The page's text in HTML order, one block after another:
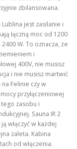
zbilansowana.
jest zasilanie i
łączną moc od 1200
W. To oznacza, że
i
400V, nie musisz
i nie musisz martwić
Felinie czy w
przyłączeniowej
tego zasobu i
Sauna IR 2
włączyć w każdej
zaleta. Kabina
od włączenia.